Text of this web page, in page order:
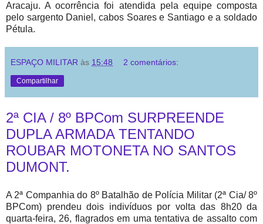
Aracaju. A ocorrência foi atendida pela equipe composta
pelo sargento Daniel, cabos Soares e Santiago e a soldado
Pétula.
ESPAÇO MILITAR às 15:48 2 comentários:
Compartilhar
2ª CIA / 8º BPCom SURPREENDE
DUPLA ARMADA TENTANDO
ROUBAR MOTONETA NO SANTOS
DUMONT.
A 2ª Companhia do 8º Batalhão de Polícia Militar (2ª Cia/ 8º
BPCom) prendeu dois indivíduos por volta das 8h20 da
quarta-feira, 26, flagrados em uma tentativa de assalto com